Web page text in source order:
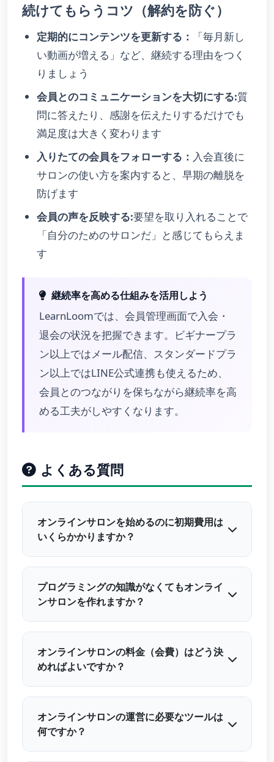
続けてもらうコツ（解約を防ぐ）
定期的にコンテンツを更新する：
「毎月新し
い動画が増える」など、継続する理由をつく
りましょう
会員とのコミュニケーションを大切にする:質
問に答えたり、感謝を伝えたりするだけでも
満足度は大きく変わります
入りたての会員をフォローする： 入会直後に
サロンの使い方を案内すると、早期の離脱を
防げます
会員の声を反映する:要望を取り入れることで
「自分のためのサロンだ」と感じてもらえま
す
継続率を高める仕組みを活用しよう
LearnLoomでは、会員管理画面で入会・
退会の状況を把握できます。ビギナープラ
ン以上ではメール配信、スタンダードプラ
ン以上ではLINE公式連携も使えるため、
会員とのつながりを保ちながら継続率を高
める工夫がしやすくなります。
よくある質問
オンラインサロンを始めるのに初期費用は
いくらかかりますか？
プログラミングの知識がなくてもオンライ
ンサロンを作れますか？
オンラインサロンの料金（会費）はどう決
めればよいですか？
オンラインサロンの運営に必要なツールは
何ですか？